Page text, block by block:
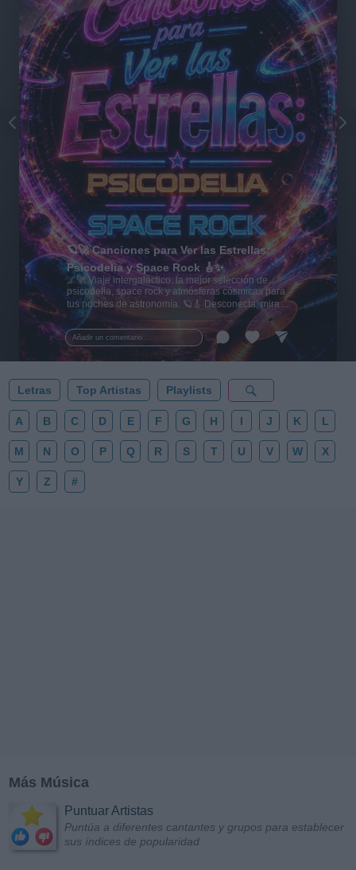
Añadir un comentario ...
🪐🚀 Canciones para Ver las Estrellas:
Psicodelia y Space Rock 🎸✨
🌌🚀 Viaje intergaláctico: la mejor selección de
psicodelia, space rock y atmósferas cósmicas para
tus noches de astronomía. 🪐🎸 Desconecta, mira
al firmamento y siente la gravedad cero. 💾 ¡Guarda
esta colección para tu próxima noche estrellada!
✨⭐
Letras Top Artistas Playlists
A B C D E F G H I J K L
M N O P Q R S T U V W X
Y Z #
Más Música
Puntuar Artistas
Puntúa a diferentes cantantes y grupos para establecer
sus índices de popularidad